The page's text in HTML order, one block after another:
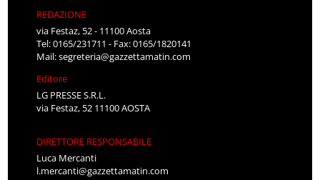
REDAZIONE
via Festaz, 52 - 11100 Aosta
Tel: 0165/231711 - Fax: 0165/1820141
Mail:segreteria@gazzettamatin.com
Editore
LG PRESSE S.R.L.
via Festaz, 52 11100 AOSTA
DIRETTORE RESPONSABILE
Luca Mercanti
l.mercanti@gazzettamatin.com